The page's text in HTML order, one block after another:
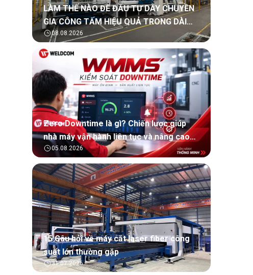
LÀM THẾ NÀO ĐỂ ĐẦU TƯ DÂY CHUYỀN
GIA CÔNG TẤM HIỆU QUẢ TRONG DÀI
HẠN?
08.08.2026
Zero Downtime là gì? Chiến lược giúp
nhà máy vận hành liên tục và nâng cao
hiệu quả sản xuất
05.08.2026
15 Câu hỏi về máy cắt laser fiber công
suất lớn thường gặp
31.07.2026